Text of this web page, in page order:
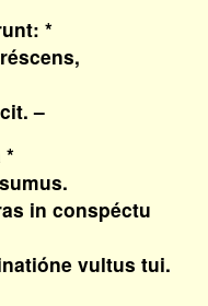
*
–
*
in conspéctu
vultus tui.